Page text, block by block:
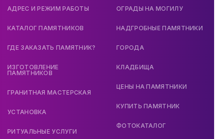
АДРЕС И РЕЖИМ РАБОТЫ
КАТАЛОГ ПАМЯТНИКОВ
ГДЕ ЗАКАЗАТЬ ПАМЯТНИК?
ИЗГОТОВЛЕНИЕ
ПАМЯТНИКОВ
ГРАНИТНАЯ МАСТЕРСКАЯ
УСТАНОВКА
РИТУАЛЬНЫЕ УСЛУГИ
ОГРАДЫ НА МОГИЛУ
НАДГРОБНЫЕ ПАМЯТНИКИ
ГОРОДА
КЛАДБИЩА
ЦЕНЫ НА ПАМЯТНИКИ
КУПИТЬ ПАМЯТНИК
ФОТОКАТАЛОГ